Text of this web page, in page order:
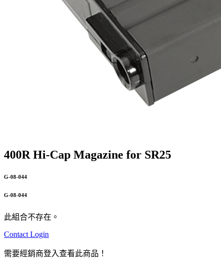
400R Hi-Cap Magazine for SR25
G-08-044
G-08-044
此組合不存在。
Contact Login
需要經銷商登入查看此商品！